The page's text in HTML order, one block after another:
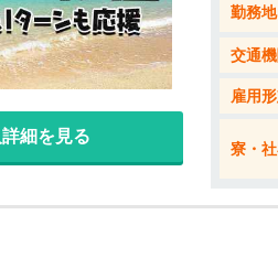
細を見る
勤務地
交通
雇用
寮・